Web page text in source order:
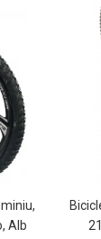
Alb